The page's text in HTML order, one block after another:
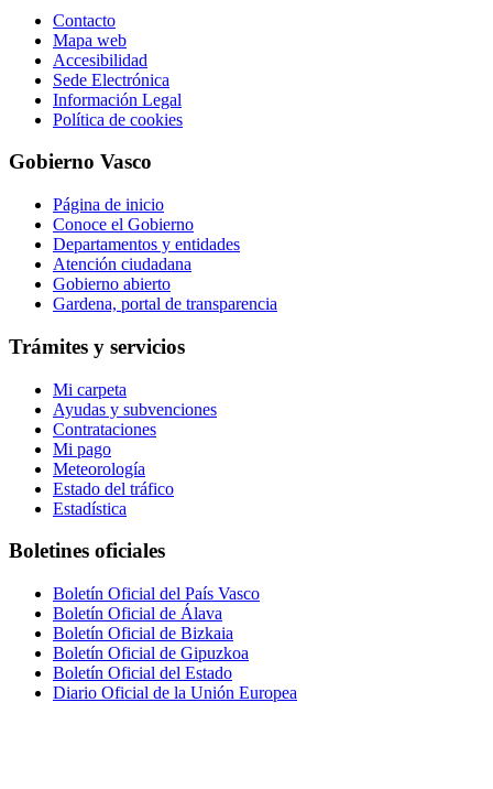
Contacto
Mapa web
Accesibilidad
Sede Electrónica
Información Legal
Política de cookies
Gobierno Vasco
Página de inicio
Conoce el Gobierno
Departamentos y entidades
Atención ciudadana
Gobierno abierto
Gardena, portal de transparencia
Trámites y servicios
Mi carpeta
Ayudas y subvenciones
Contrataciones
Mi pago
Meteorología
Estado del tráfico
Estadística
Boletines oficiales
Boletín Oficial del País Vasco
Boletín Oficial de Álava
Boletín Oficial de Bizkaia
Boletín Oficial de Gipuzkoa
Boletín Oficial del Estado
Diario Oficial de la Unión Europea